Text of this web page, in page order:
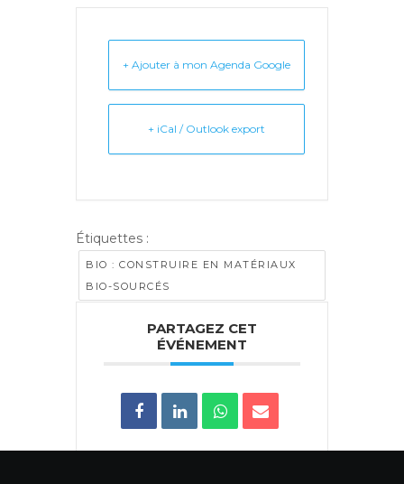
+ Ajouter à mon Agenda Google
+ iCal / Outlook export
Étiquettes :
BIO : CONSTRUIRE EN MATÉRIAUX
BIO-SOURCÉS
PARTAGEZ CET
ÉVÉNEMENT